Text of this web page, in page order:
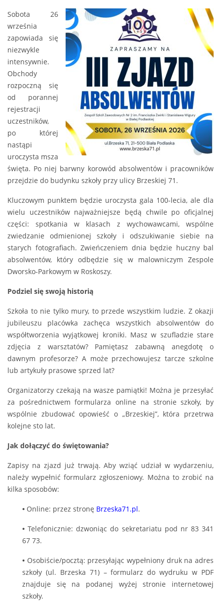
Sobota 26
września
zapowiada się
niezwykle
intensywnie.
Obchody
rozpoczną się
od porannej
rejestracji
uczestników,
po której
nastąpi
uroczysta msza
święta. Po niej barwny korowód absolwentów i pracowników
przejdzie do budynku szkoły przy ulicy Brzeskiej 71.
Kluczowym punktem będzie uroczysta gala 100-lecia, ale dla
wielu uczestników najważniejsze będą chwile po oficjalnej
części: spotkania w klasach z wychowawcami, wspólne
zwiedzanie odmienionej szkoły i odszukiwanie siebie na
starych fotografiach. Zwieńczeniem dnia będzie huczny bal
absolwentów, który odbędzie się w malowniczym Zespole
Dworsko-Parkowym w Roskoszy.
Podziel się swoją historią
Szkoła to nie tylko mury, to przede wszystkim ludzie. Z okazji
jubileuszu placówka zachęca wszystkich absolwentów do
współtworzenia wyjątkowej kroniki. Masz w szufladzie stare
zdjęcia z warsztatów? Pamiętasz zabawną anegdotę o
dawnym profesorze? A może przechowujesz tarcze szkolne
lub artykuły prasowe sprzed lat?
Organizatorzy czekają na wasze pamiątki! Można je przesyłać
za pośrednictwem formularza online na stronie szkoły, by
wspólnie zbudować opowieść o „Brzeskiej”, która przetrwa
kolejne sto lat.
Jak dołączyć do świętowania?
Zapisy na zjazd już trwają. Aby wziąć udział w wydarzeniu,
należy wypełnić formularz zgłoszeniowy. Można to zrobić na
kilka sposobów:
• Online: przez stronę Brzeska71.pl.
• Telefonicznie: dzwoniąc do sekretariatu pod nr 83 341
67 73.
• Osobiście/pocztą: przesyłając wypełniony druk na adres
szkoły (ul. Brzeska 71) – formularz do wydruku w PDF
znajduje się na podanej wyżej stronie internetowej
szkoły.